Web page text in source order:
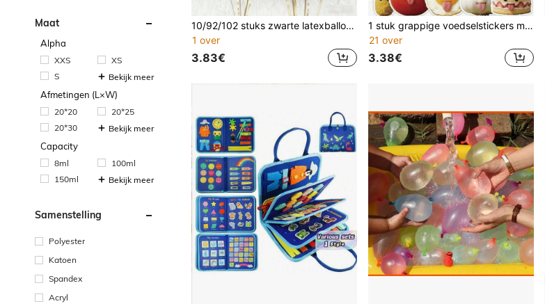
Maat
Alpha
XXS
XS
S
Bekijk meer
Afmetingen (L×W)
20*20
20*25
20*30
Bekijk meer
Capacity
8ml
100ml
150ml
Bekijk meer
Samenstelling
Polyester
Katoen
Spandex
Acryl
10/92/102 stuks zwarte latexballonnen met gouden strik, onmisbaar voor feestdecoratie, geschikt voor verjaardagsfeesten, bruiloften en fotoshoots.
1 over
3.83€
1 stuk grappige voedselstickers met hilarische uitdrukkingen en speelse poses, aanpasbaar, waterdicht vinylmateriaal, geschikt voor koelkast, lunchbox, voor vrolijkheid en gelach.
21 over
3.38€